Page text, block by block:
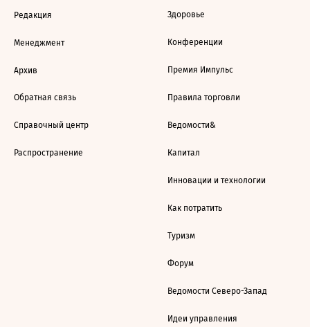
Редакция
Менеджмент
Архив
Обратная связь
Справочный центр
Распространение
Здоровье
Конференции
Премия Импульс
Правила торговли
Ведомости&
Капитал
Инновации и технологии
Как потратить
Туризм
Форум
Ведомости Северо-Запад
Идеи управления